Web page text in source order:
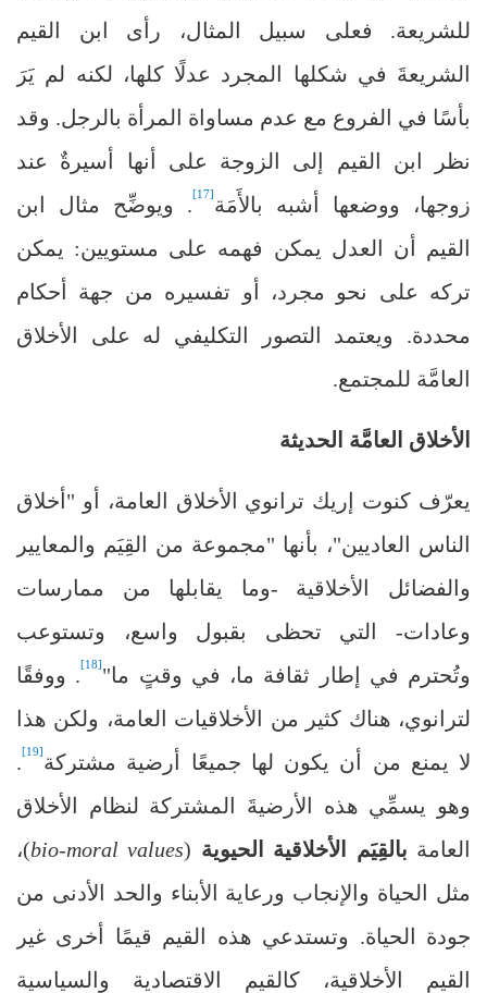
للشريعة. فعلى سبيل المثال، رأى ابن القيم
الشريعةَ في شكلها المجرد عدلًا كلها، لكنه لم يَرَ
بأسًا في الفروع مع عدم مساواة المرأة بالرجل. وقد
نظر ابن القيم إلى الزوجة على أنها أسيرةٌ عند
زوجها، ووضعها أشبه بالأَمَة[17]
. ويوضِّح مثال ابن
القيم أن العدل يمكن فهمه على مستويين: يمكن
تركه على نحو مجرد، أو تفسيره من جهة أحكام
محددة. ويعتمد التصور التكليفي له على الأخلاق
العامَّة للمجتمع.
الأخلاق العامَّة الحديثة
يعرّف كنوت إريك ترانوي الأخلاق العامة، أو "أخلاق
الناس العاديين"، بأنها "مجموعة من القِيَم والمعايير
والفضائل الأخلاقية -وما يقابلها من ممارسات
وعادات- التي تحظى بقبول واسع، وتستوعب
وتُحترم في إطار ثقافة ما، في وقتٍ ما"[18]
. ووفقًا
لترانوي، هناك كثير من الأخلاقيات العامة، ولكن هذا
لا يمنع من أن يكون لها جميعًا أرضية مشتركة[19]
.
وهو يسمِّي هذه الأرضيةَ المشتركة لنظام الأخلاق
العامة بالقِيَم الأخلاقية الحيوية (
bio-moral values)،
مثل الحياة والإنجاب ورعاية الأبناء والحد الأدنى من
جودة الحياة. وتستدعي هذه القيم قيمًا أخرى غير
القيم الأخلاقية، كالقيم الاقتصادية والسياسية